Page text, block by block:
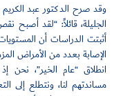
وقد صرح الدكتور عبد
الجليلة، قائلاً: “لقد
أثبتت الدراسات أن
الإصابة بعدد من الأمراض
انطلاق “عام الخير”، نحن
مساندتهم لنا، ونتطلع إلى